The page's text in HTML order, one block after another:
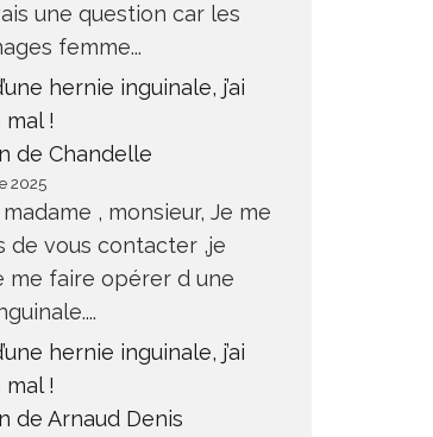
une question car les
femme...
hernie inguinale, j’ai
!
de Chandelle
2025
, monsieur, Je me
de vous contacter ,je
me faire opérer d une
hernie inguinale, j’ai
!
de Arnaud Denis